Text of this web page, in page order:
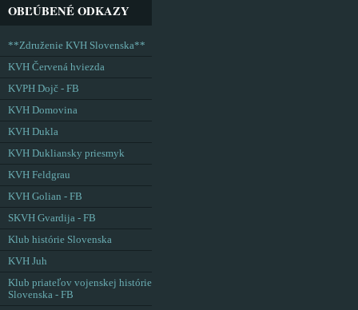
OBĽÚBENÉ ODKAZY
**Združenie KVH Slovenska**
KVH Červená hviezda
KVPH Dojč - FB
KVH Domovina
KVH Dukla
KVH Dukliansky priesmyk
KVH Feldgrau
KVH Golian - FB
SKVH Gvardija - FB
Klub histórie Slovenska
KVH Juh
Klub priateľov vojenskej histórie
Slovenska - FB